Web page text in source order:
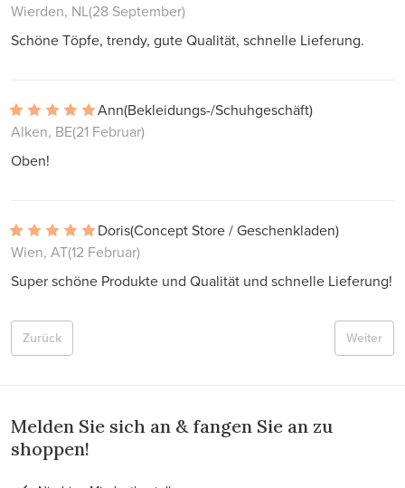
Wierden, NL(28 September)
Schöne Töpfe, trendy, gute Qualität, schnelle Lieferung.
Ann(Bekleidungs-/Schuhgeschäft)
Alken, BE(21 Februar)
Oben!
Doris(Concept Store / Geschenkladen)
Wien, AT(12 Februar)
Super schöne Produkte und Qualität und schnelle Lieferung!
Weiter
Zurück
Melden Sie sich an & fangen Sie an zu
shoppen!